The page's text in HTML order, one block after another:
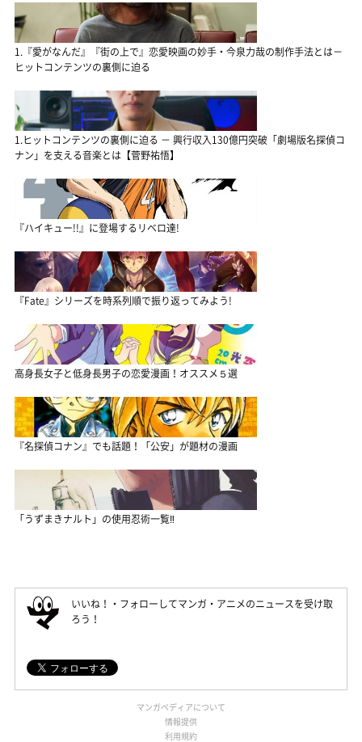
1.『愛がなんだ』『街の上で』恋愛映画の妙手・今泉力哉の制作手法とは－
ヒットコンテンツの裏側に迫る
1.ヒットコンテンツの裏側に迫る － 興行収入130億円突破「劇場版名探偵コ
ナン」を支える音楽とは【菅野祐悟】
『ハイキュー!!』に登場するリベロ達!
『Fate』シリーズを時系列順で振り返ってみよう!
高身長女子と低身長男子の恋愛漫画！オススメ５選
『名探偵コナン』でも話題！「公安」が題材の漫画
「うずまきナルト」の使用忍術一覧‼
いいね！・フォローしてマンガ・アニメのニュースを受け取
ろう！
マンガペディアについて
情報提供
利用規約